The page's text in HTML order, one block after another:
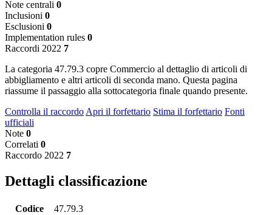
Note centrali 0
Inclusioni 0
Esclusioni 0
Implementation rules 0
Raccordi 2022 7
La categoria 47.79.3 copre Commercio al dettaglio di articoli di
abbigliamento e altri articoli di seconda mano. Questa pagina
riassume il passaggio alla sottocategoria finale quando presente.
Controlla il raccordo Apri il forfettario Stima il forfettario Fonti
ufficiali
Note 0
Correlati 0
Raccordo 2022 7
Dettagli classificazione
Codice
47.79.3